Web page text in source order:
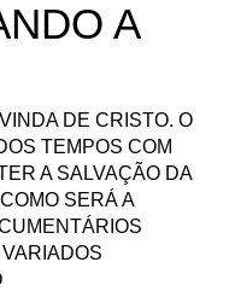
A
DE CRISTO. O
TEMPOS COM
A SALVAÇÃO DA
SERÁ A